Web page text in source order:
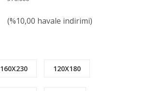
(%10,00 havale indirimi)
160X230 120X180